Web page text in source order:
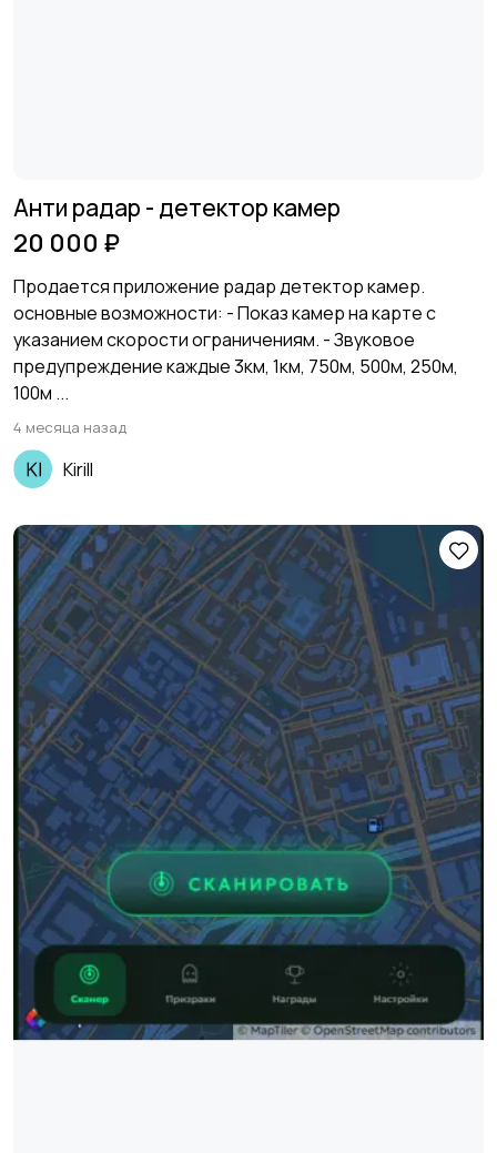
Анти радар - детектор камер
20 000 ₽
Продается приложение радар детектор камер.
основные возможности: - Показ камер на карте с
указанием скорости ограничениям. - Звуковое
предупреждение каждые 3км, 1км, 750м, 500м, 250м,
100м ...
4 месяца назад
Kirill